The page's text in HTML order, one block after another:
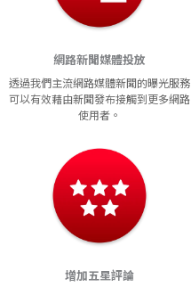
網路新聞媒體投放
透過我們主流網路媒體新聞的曝光服務
可以有效藉由新聞發布接觸到更多網路
使用者。
增加五星評論